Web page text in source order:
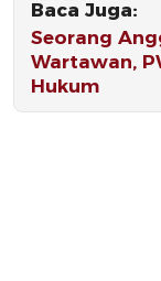
Baca Juga:
Seorang
Wartawan,
Hukum